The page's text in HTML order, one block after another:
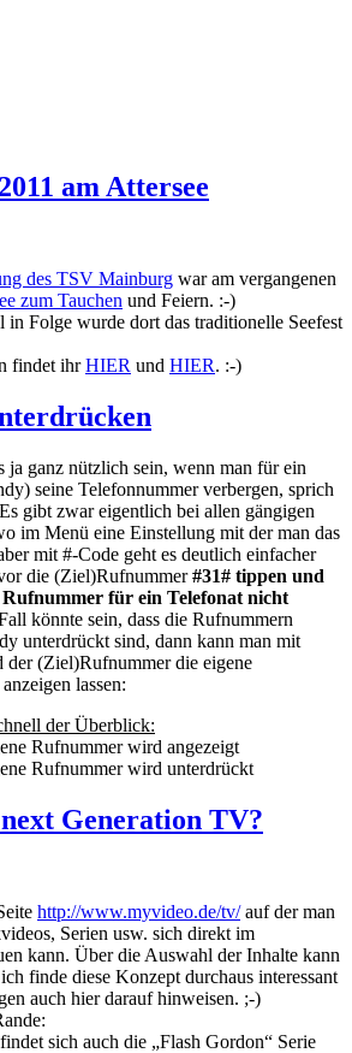
am Attersee
des TSV Mainburg war am vergangenen
zum Tauchen und Feiern. :-)
in Folge wurde dort das traditionelle Seefest
findet ihrHIER und HIER. :-)
ja ganz nützlich sein, wenn man für ein
seine Telefonnummer verbergen, sprich
gibt zwar eigentlich bei allen gängigen
im Menü eine Einstellung mit der man das
mit #-Code geht es deutlich einfacher
die (Ziel)Rufnummer#31# tippen und
Rufnummer für ein Telefonat nicht
könnte sein, dass die Rufnummern
unterdrückt sind, dann kann man mit
der (Ziel)Rufnummer die eigene
lassen:
der Überblick:
Rufnummer wird angezeigt
Rufnummer wird unterdrückt
Generation TV?
http://www.myvideo.de/tv/auf der man
Serien usw. sich direkt im
kann. Über die Auswahl der Inhalte kann
finde diese Konzept durchaus interessant
auch hier darauf hinweisen. ;-)
sich auch die „Flash Gordon“ Serie